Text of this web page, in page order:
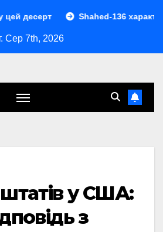
Shahed-136 характеристики:
Сер 7th, 2026
у США:
з